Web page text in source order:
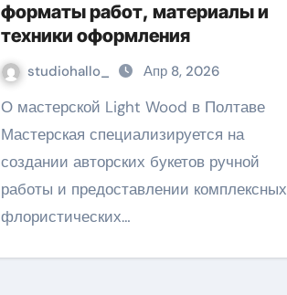
форматы работ, материалы и
техники оформления
studiohallo_ Апр 8, 2026
О мастерской Light Wood в Полтаве
Мастерская специализируется на
создании авторских букетов ручной
работы и предоставлении комплексных
флористических…